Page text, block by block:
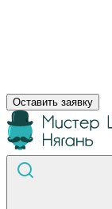
Оставить заявку